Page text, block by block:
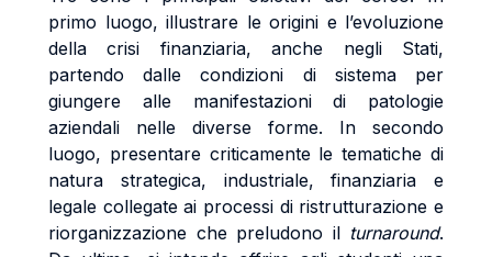
primo luogo, illustrare le origini e l’evoluzione
della crisi finanziaria, anche negli Stati,
partendo dalle condizioni di sistema per
giungere alle manifestazioni di patologie
aziendali nelle diverse forme. In secondo
luogo, presentare criticamente le tematiche di
natura strategica, industriale, finanziaria e
legale collegate ai processi di ristrutturazione e
riorganizzazione che preludono il turnaround.